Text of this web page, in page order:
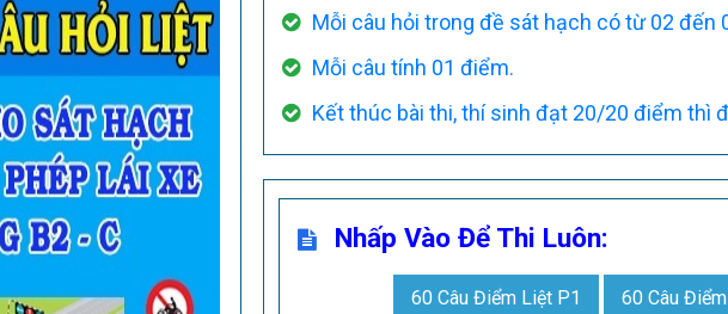
Mỗi câu hỏi trong đề sát hạch có từ 02 đến
Mỗi câu tính 01 điểm.
Kết thúc bài thi, thí sinh đạt 20/20 điểm thì
Nhấp Vào Để Thi Luôn:
60 Câu Điểm Liệt P1 60 Câu